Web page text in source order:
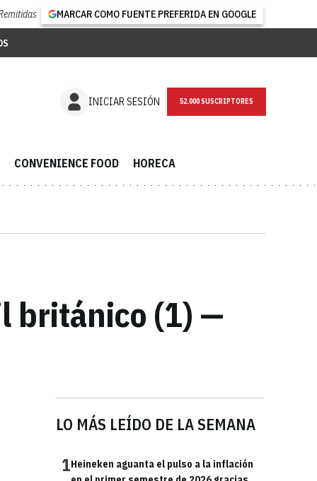
MARCAR COMO FUENTE PREFERIDA EN GOOGLE
INICIAR SESIÓN NEWSLETTER
CONVENIENCE FOOD HORECA
británico (1) —
LO MÁS LEÍDO DE LA SEMANA
1Heineken aguanta el pulso a la inflación